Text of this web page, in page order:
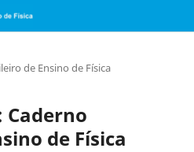
de Ensino de Física
Caderno
de Física